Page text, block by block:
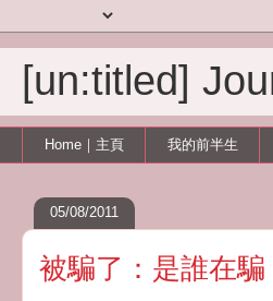
[un:titled]
Home｜主頁 我的前半生
05/08/2011
被騙了：是誰在騙